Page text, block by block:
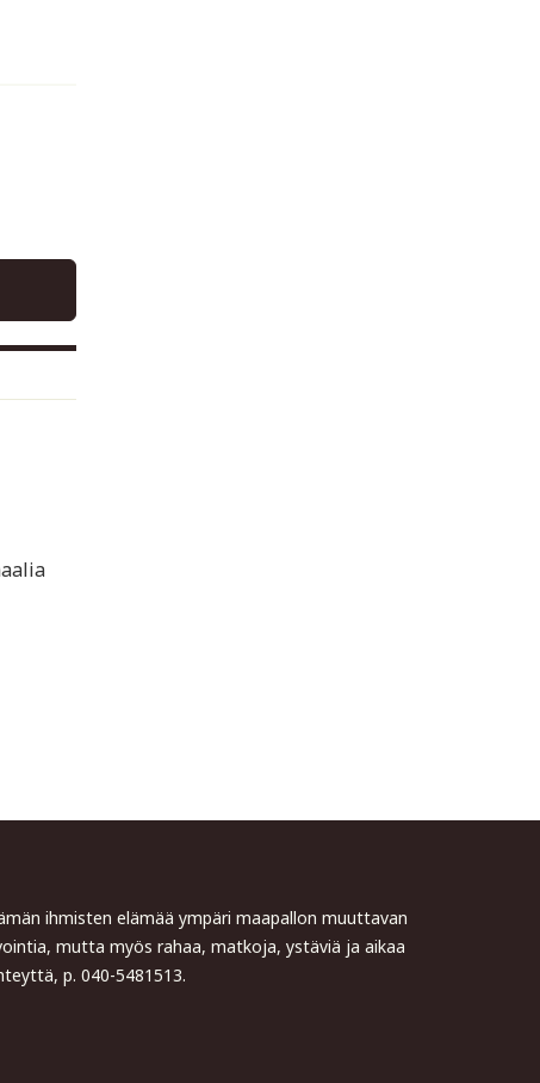
ihmisten elämää ympäri maapallon muuttavan
mutta myös rahaa, matkoja, ystäviä ja aikaa
p. 040-5481513.